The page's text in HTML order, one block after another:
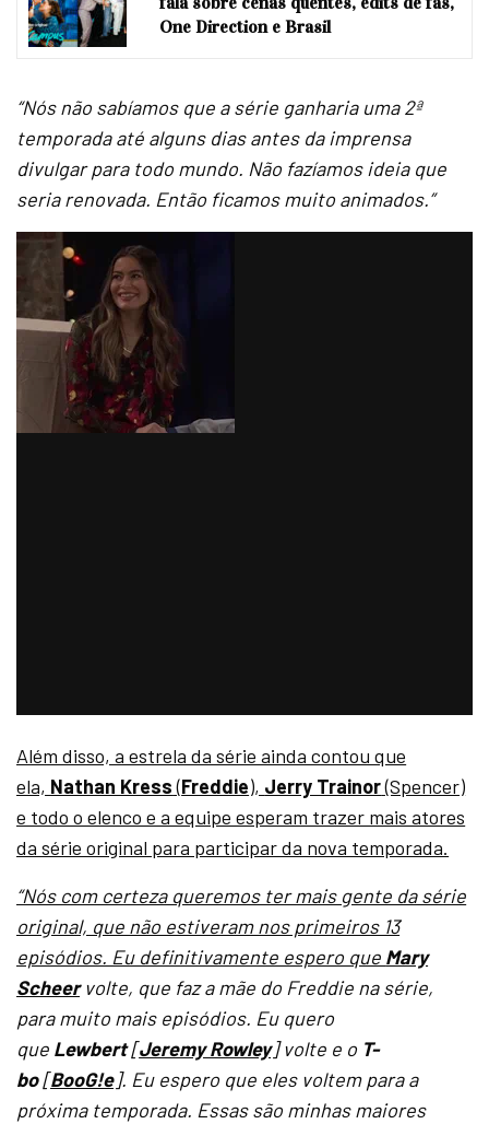
One Direction e Brasil
“Nós não sabíamos que a série ganharia uma 2ª
temporada até alguns dias antes da imprensa
divulgar para todo mundo. Não fazíamos ideia que
seria renovada. Então ficamos muito animados.”
Além disso, a estrela da série ainda contou que
ela, Nathan Kress(Freddie), Jerry Trainor(Spencer)
e todo o elenco e a equipe esperam trazer mais atores
da série original para participar da nova temporada.
“Nós com certeza queremos ter mais gente da série
original, que não estiveram nos primeiros 13
episódios. Eu definitivamente espero que Mary
Scheervolte, que faz a mãe do Freddie na série,
para muito mais episódios. Eu quero
que Lewbert[Jeremy Rowley] volte e o T-
bo[BooG!e]. Eu espero que eles voltem para a
próxima temporada. Essas são minhas maiores